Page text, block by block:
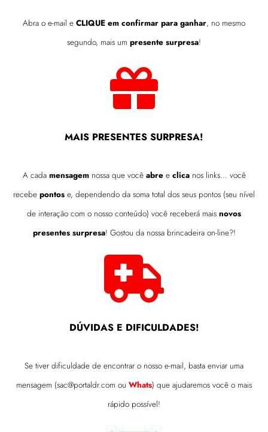
Abra o e-mail e CLIQUE em confirmar para ganhar, no mesmo
segundo, mais um presente surpresa!
MAIS PRESENTES SURPRESA!
A cada mensagemnossa que você abree clicanos links… você
recebe pontos e, dependendo da soma total dos seus pontos (seu nível
de interação com o nosso conteúdo) você receberá mais novos
presentes surpresa! Gostou da nossa brincadeira on-line?!
DÚVIDAS E DIFICULDADES!
Se tiver dificuldade de encontrar o nosso e-mail, basta enviar uma
mensagem (sac@portaldr.com ou Whats) que ajudaremos você o mais
rápido possível!